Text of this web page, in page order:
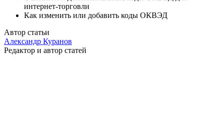
интернет-торговли
Как изменить или добавить коды ОКВЭД
Автор статьи
Александр Куранов
Редактор и автор статей